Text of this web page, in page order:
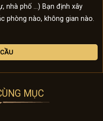
nhà phố …) Bạn định xây
phòng nào, không gian nào.
MỤC